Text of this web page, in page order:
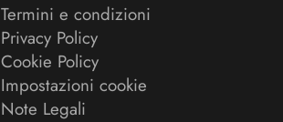
Termini e condizioni
Privacy Policy
Cookie Policy
Impostazioni cookie
Note Legali